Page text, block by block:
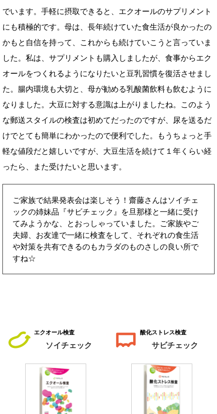
でいます。手軽に摂取できると、エクオールのサプリメント
にも積極的です。母は、長年続けていた食生活が良かったの
かもと自信を持って、これからも続けていこうと言っていま
した。私は、サプリメントも購入しましたが、食事からエク
オールをつくれるようになりたいと豆乳習慣を復活させまし
た。腸内環境も大切と、母が勧める乳酸菌飲料も飲むように
なりました。大豆に対する意識は上がりましたね。このよう
な郵送スタイルの検査は初めてだったのですが、尿を送るだ
けでとても簡単にわかったので便利でした。もうちょっと手
軽な値段だと嬉しいですが、大豆生活を続けて１年くらい経
ったら、また受けたいと思います。
ご家族で結果発表会は楽しそう！齋藤さんはソイチェ
ックの姉妹品『サビチェック』を旦那様と一緒に受け
てみようかな、とおっしゃっていました。ご家族やご
夫婦、お友達で一緒に検査をして、それぞれの食生活
や対策を共有できるのもカラダのものさしの良い所で
すね☆
エクオール検査
ソイチェック
酸化ストレス検査
サビチェック